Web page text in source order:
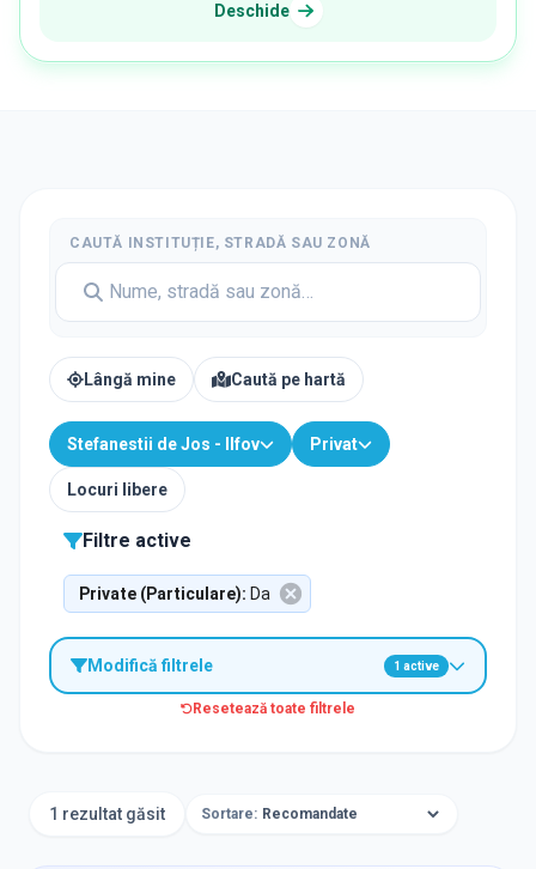
Deschide
CAUTĂ INSTITUȚIE, STRADĂ SAU ZONĂ
Lângă mine Caută pe hartă
Stefanestii de Jos - Ilfov Privat
Locuri libere
Filtre active
Private (Particulare): Da
Modifică filtrele 1 active
Resetează toate filtrele
1 rezultat găsit Sortare: